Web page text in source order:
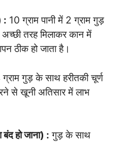
: 10 ग्राम पानी में 2 ग्राम गुड़
तरह मिलाकर कान में
ठीक हो जाता है।
गुड़ के साथ हरीतकी चूर्ण
से खूनी अतिसार में लाभ
बंद हो जाना) : गुड़ के साथ